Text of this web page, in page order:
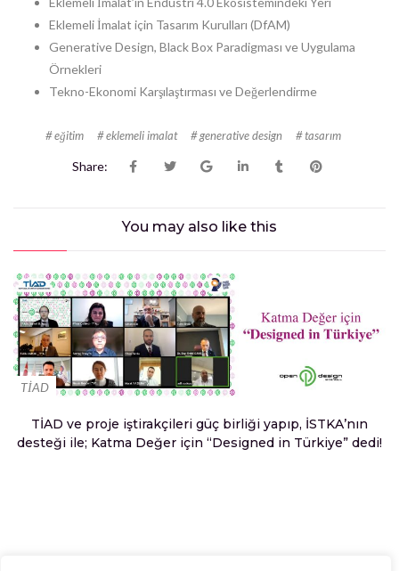
Eklemeli İmalat için Tasarım Kurulları (DfAM)
Generative Design, Black Box Paradigması ve Uygulama
Örnekleri
Tekno-Ekonomi Karşılaştırması ve Değerlendirme
eğitim eklemeli imalat generative design tasarım
Share:
You may also like this
TİAD
TİAD ve proje iştirakçileri güç birliği yapıp, İSTKA’nın
desteği ile; Katma Değer için “Designed in Türkiye” dedi!